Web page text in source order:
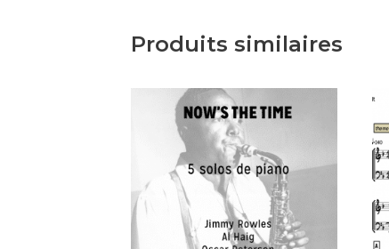
Produits similaires